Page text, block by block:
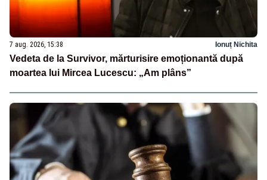
7 aug. 2026, 15:38 Ionuț Nichita
Vedeta de la Survivor, mărturisire emoționantă după
moartea lui Mircea Lucescu: „Am plâns”